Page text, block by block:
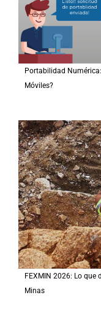
Portabilidad
Móviles?
FEXMIN 2026: Lo que
Minas